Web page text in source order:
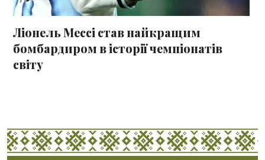
Ліонель Мессі став найкращим
бомбардиром в історії чемпіонатів
світу